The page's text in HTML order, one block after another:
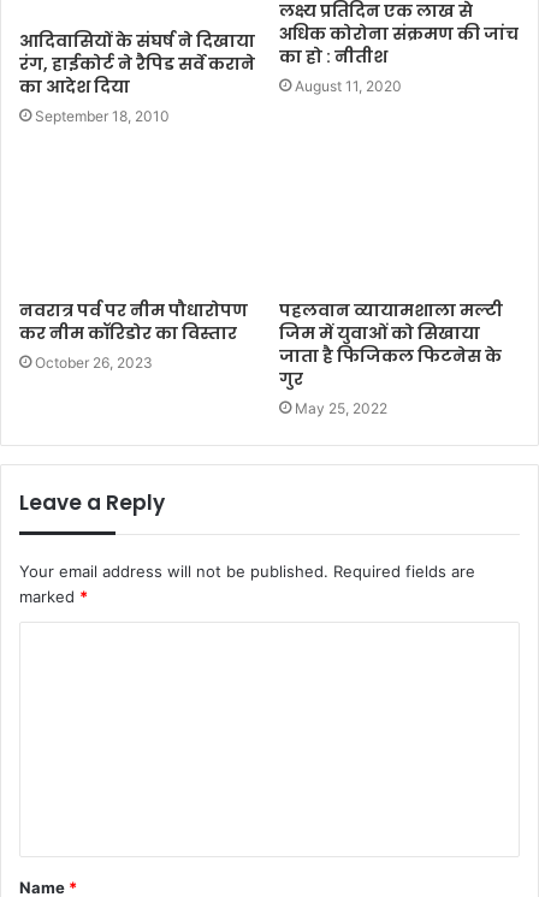
आदिवासियों के संघर्ष ने दिखाया
रंग, हाईकोर्ट ने रैपिड सर्वे कराने
का आदेश दिया
September 18, 2010
लक्ष्य प्रतिदिन एक लाख से
अधिक कोरोना संक्रमण की जांच
का हो : नीतीश
August 11, 2020
नवरात्र पर्व पर नीम पौधारोपण
कर नीम कॉरिडोर का विस्तार
October 26, 2023
पहलवान व्यायामशाला मल्टी
जिम में युवाओं को सिखाया
जाता है फिजिकल फिटनेस के
गुर
May 25, 2022
Leave a Reply
Your email address will not be published. Required fields are
marked *
t
*
Name *